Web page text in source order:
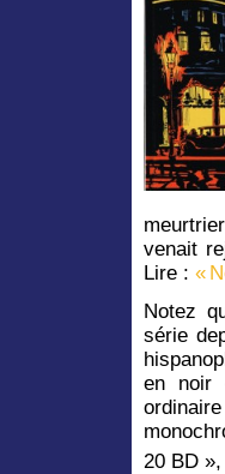
venait
Lire : «
Notez
série
en noir
20 BD